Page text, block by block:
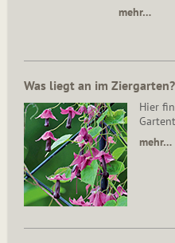
mehr…
Was liegt an im Ziergarten?
Hier
mehr…